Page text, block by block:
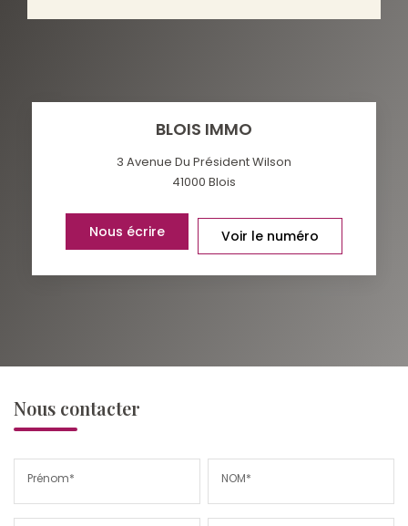
BLOIS IMMO
3 Avenue Du Président Wilson
41000 Blois
Nous écrire Voir le numéro
Nous contacter
Prénom* NOM*